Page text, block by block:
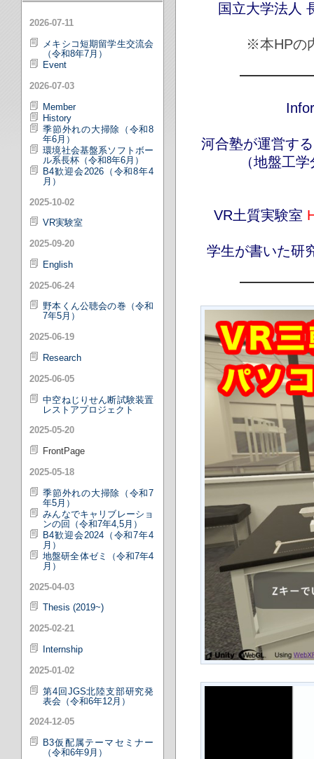
2026-07-11
メキシコ短期留学生交流会
（令和8年7月）
Event
2026-07-03
Member
History
季節外れの大掃除（令和8
年6月）
環境社会基盤系ソフトボー
ル系長杯（令和8年6月）
B4歓迎会2026（令和8年4
月）
2025-10-02
VR実験室
2025-09-20
English
2025-06-24
野本くん公聴会の巻（令和
7年5月）
2025-06-19
Research
2025-06-05
中空ねじりせん断試験装置
レストアプロジェクト
2025-05-20
FrontPage
2025-05-18
季節外れの大掃除（令和7
年5月）
みんなでキャリブレーショ
ンの回（令和7年4,5月）
B4歓迎会2024（令和7年4
月）
地盤研全体ゼミ（令和7年4
月）
2025-04-03
Thesis (2019~)
2025-02-21
Internship
2025-01-02
第4回JGS北陸支部研究発
表会（令和6年12月）
2024-12-05
B3仮配属テーマセミナー
（令和6年9月）
国立大学法人
※本HPの
河合塾が運営す
（地盤工
VR土質実験室
学生が書いた研